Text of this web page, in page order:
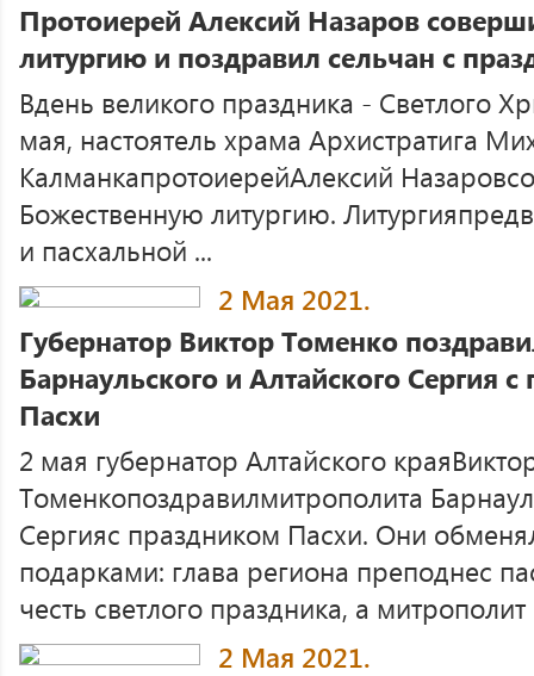
Протоиерей Алексий Назаров
литургию и поздравил сельчан с
Вдень великого праздника - Светлого
мая, настоятель храма Архистратига
КалманкапротоиерейАлексий
Божественную литургию.
и пасхальной ...
2 Мая 2021.
Губернатор Виктор Томенко
Барнаульского и Алтайского Сергия
Пасхи
2 мая губернатор Алтайского
Томенкопоздравилмитрополита
Сергияс праздником Пасхи. Они
подарками: глава региона преподнес
честь светлого праздника, а
2 Мая 2021.